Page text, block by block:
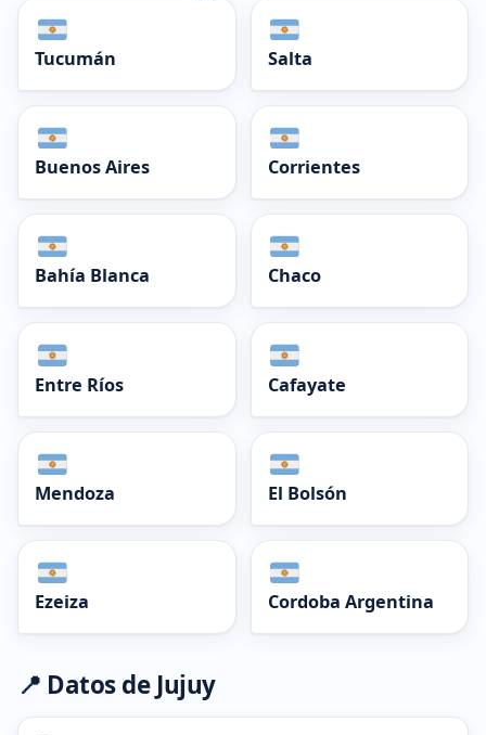
Tucumán Salta
Buenos Aires Corrientes
Bahía Blanca Chaco
Entre Ríos Cafayate
Mendoza El Bolsón
Ezeiza Cordoba Argentina
📍 Datos de Jujuy